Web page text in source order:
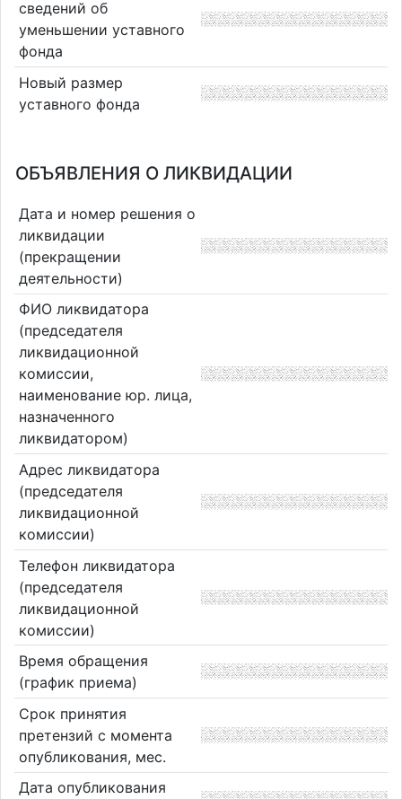
сведений об
уменьшении уставного
фонда
Новый размер
уставного фонда
ОБЪЯВЛЕНИЯ О ЛИКВИДАЦИИ
Дата и номер решения о
ликвидации
(прекращении
деятельности)
ФИО ликвидатора
(председателя
ликвидационной
комиссии,
наименование юр. лица,
назначенного
ликвидатором)
Адрес ликвидатора
(председателя
ликвидационной
комиссии)
Телефон ликвидатора
(председателя
ликвидационной
комиссии)
Время обращения
(график приема)
Срок принятия
претензий с момента
опубликования, мес.
Дата опубликования